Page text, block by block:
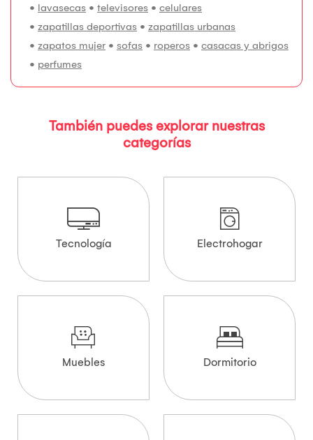
• lavasecas • televisores • celulares
• zapatillas deportivas • zapatillas urbanas
• zapatos mujer • sofas • roperos • casacas y abrigos
• perfumes
También puedes explorar nuestras
categorías
Tecnología Electrohogar
Muebles Dormitorio